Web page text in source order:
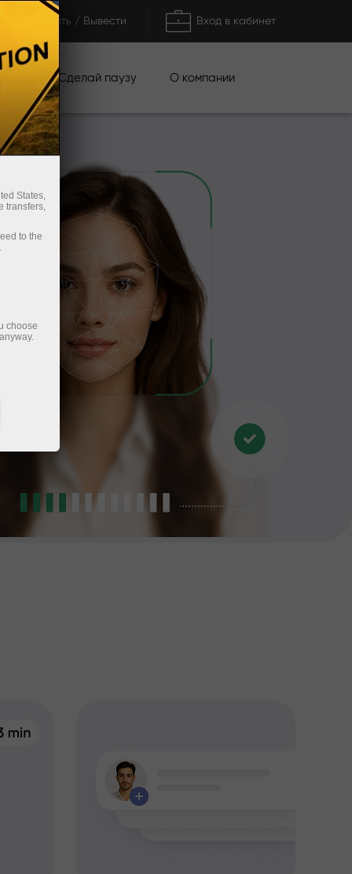
Пополнить / Вывести Вход в кабинет
Сделай паузу О компании
States,
transfers,
to the
choose